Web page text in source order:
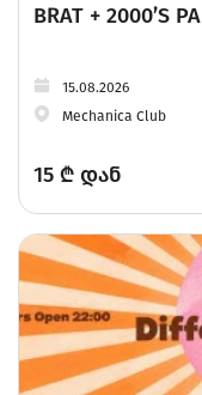
BRAT + 2000’S
15.08.2026
Mechanica Club
15 ₾ დან